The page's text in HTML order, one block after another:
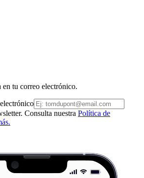
tu correo electrónico.
Consulta nuestra Política de